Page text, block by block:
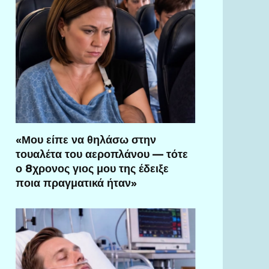
«Μου είπε να θηλάσω στην
τουαλέτα του αεροπλάνου — τότε
ο 8χρονος γιος μου της έδειξε
ποια πραγματικά ήταν»